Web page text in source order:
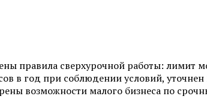
правила сверхурочной работы: лимит
в год при соблюдении условий,
возможности малого бизнеса по